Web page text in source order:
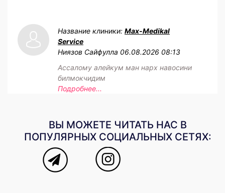
Название клиники: Max-Medikal
Service
Ниязов Сайфулла 06.08.2026 08:13
Ассалому алейкум ман нарх навосини
билмокчидим
Подробнее...
ВЫ МОЖЕТЕ ЧИТАТЬ НАС В
ПОПУЛЯРНЫХ СОЦИАЛЬНЫХ СЕТЯХ: